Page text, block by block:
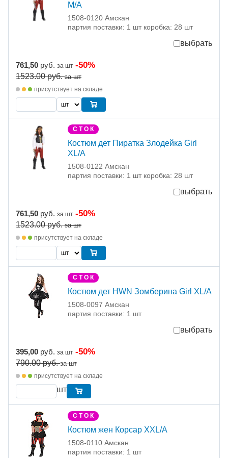
M/A
1508-0120 Амскан
партия поставки: 1 шт коробка: 28 шт
выбрать
761,50 руб. за шт -50%
1523.00руб. за шт
присутствует на складе
С Т О К
Костюм дет Пиратка Злодейка Girl
XL/A
1508-0122 Амскан
партия поставки: 1 шт коробка: 28 шт
выбрать
761,50 руб. за шт -50%
1523.00руб. за шт
присутствует на складе
С Т О К
Костюм дет HWN Зомберина Girl XL/A
1508-0097 Амскан
партия поставки: 1 шт
выбрать
395,00 руб. за шт -50%
790.00руб. за шт
присутствует на складе
шт
С Т О К
Костюм жен Корсар XXL/A
1508-0110 Амскан
партия поставки: 1 шт